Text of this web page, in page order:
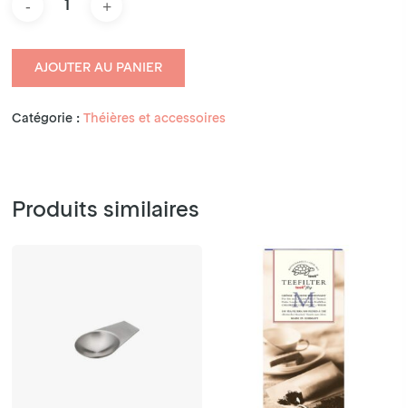
AJOUTER AU PANIER
Catégorie :Théières et accessoires
Produits similaires